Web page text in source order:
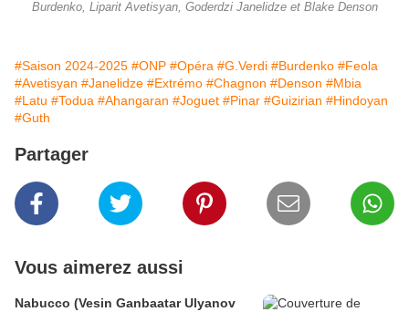
Burdenko, Liparit Avetisyan, Goderdzi Janelidze et Blake Denson
#Saison 2024-2025 #ONP #Opéra #G.Verdi #Burdenko #Feola
#Avetisyan #Janelidze #Extrémo #Chagnon #Denson #Mbia
#Latu #Todua #Ahangaran #Joguet #Pinar #Guizirian #Hindoyan
#Guth
Partager
Vous aimerez aussi
Nabucco (Vesin Ganbaatar Ulyanov